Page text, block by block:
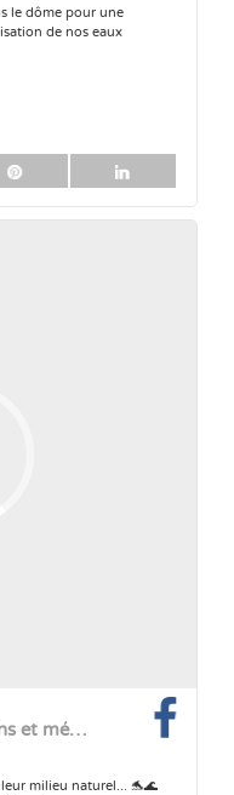
le dôme pour une
de nos eaux
Thibaut Breuls - Soins et méditation
milieu naturel... 🐬🌊